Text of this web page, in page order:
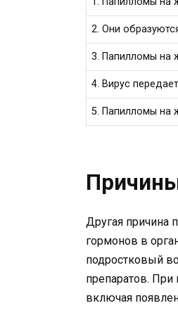
2. Они
3. Папилломы на
4. Вирус
5. Папилломы на
Другая причина
гормонов в
подростковый
препаратов. При
включая